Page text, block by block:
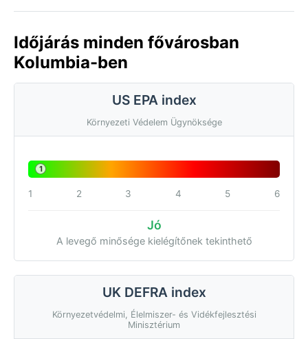
Időjárás minden fővárosban
Kolumbia-ben
US EPA index
Környezeti Védelem Ügynöksége
1
1 2 3 4 5 6
Jó
A levegő minősége kielégítőnek tekinthető
UK DEFRA index
Környezetvédelmi, Élelmiszer- és Vidékfejlesztési
Minisztérium